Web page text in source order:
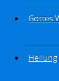
Gottes
Heilung